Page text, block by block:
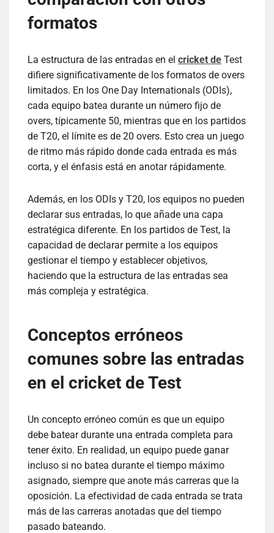
formatos
La estructura de las entradas en el cricket de Test
difiere significativamente de los formatos de overs
limitados. En los One Day Internationals (ODIs),
cada equipo batea durante un número fijo de
overs, típicamente 50, mientras que en los partidos
de T20, el límite es de 20 overs. Esto crea un juego
de ritmo más rápido donde cada entrada es más
corta, y el énfasis está en anotar rápidamente.
Además, en los ODIs y T20, los equipos no pueden
declarar sus entradas, lo que añade una capa
estratégica diferente. En los partidos de Test, la
capacidad de declarar permite a los equipos
gestionar el tiempo y establecer objetivos,
haciendo que la estructura de las entradas sea
más compleja y estratégica.
Conceptos erróneos
comunes sobre las entradas
en el cricket de Test
Un concepto erróneo común es que un equipo
debe batear durante una entrada completa para
tener éxito. En realidad, un equipo puede ganar
incluso si no batea durante el tiempo máximo
asignado, siempre que anote más carreras que la
oposición. La efectividad de cada entrada se trata
más de las carreras anotadas que del tiempo
pasado bateando.